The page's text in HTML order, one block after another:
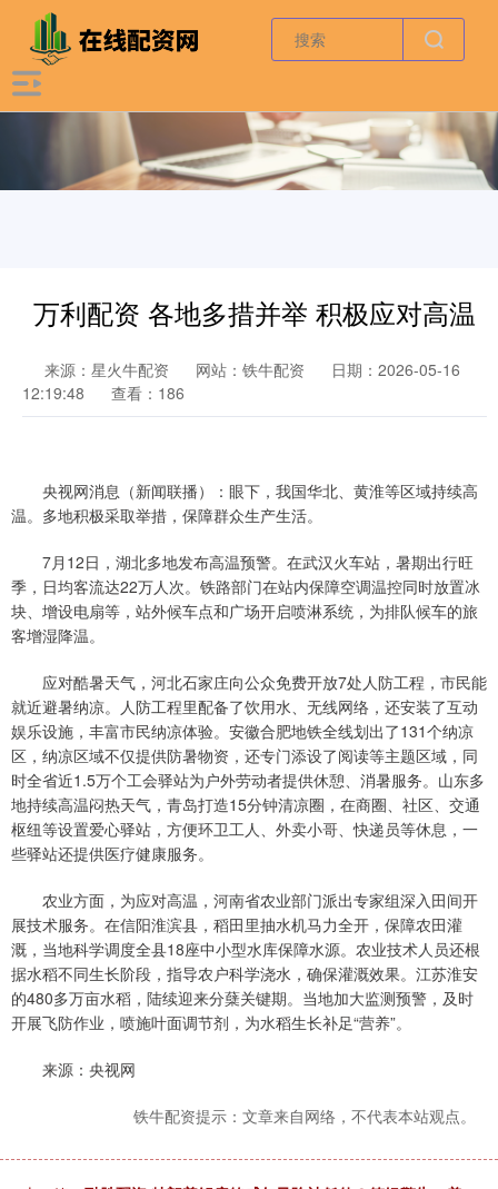
万利配资 各地多措并举 积极应对高温
来源：星火牛配资 网站：铁牛配资
日期：2026-05-16
12:19:48
查看：186
央视网消息（新闻联播）：眼下，我国华北、黄淮等区域持续高
温。多地积极采取举措，保障群众生产生活。
7月12日，湖北多地发布高温预警。在武汉火车站，暑期出行旺
季，日均客流达22万人次。铁路部门在站内保障空调温控同时放置冰
块、增设电扇等，站外候车点和广场开启喷淋系统，为排队候车的旅
客增湿降温。
应对酷暑天气，河北石家庄向公众免费开放7处人防工程，市民能
就近避暑纳凉。人防工程里配备了饮用水、无线网络，还安装了互动
娱乐设施，丰富市民纳凉体验。安徽合肥地铁全线划出了131个纳凉
区，纳凉区域不仅提供防暑物资，还专门添设了阅读等主题区域，同
时全省近1.5万个工会驿站为户外劳动者提供休憩、消暑服务。山东多
地持续高温闷热天气，青岛打造15分钟清凉圈，在商圈、社区、交通
枢纽等设置爱心驿站，方便环卫工人、外卖小哥、快递员等休息，一
些驿站还提供医疗健康服务。
农业方面，为应对高温，河南省农业部门派出专家组深入田间开
展技术服务。在信阳淮滨县，稻田里抽水机马力全开，保障农田灌
溉，当地科学调度全县18座中小型水库保障水源。农业技术人员还根
据水稻不同生长阶段，指导农户科学浇水，确保灌溉效果。江苏淮安
的480多万亩水稻，陆续迎来分蘖关键期。当地加大监测预警，及时
开展飞防作业，喷施叶面调节剂，为水稻生长补足“营养”。
来源：央视网
铁牛配资提示：文章来自网络，不代表本站观点。